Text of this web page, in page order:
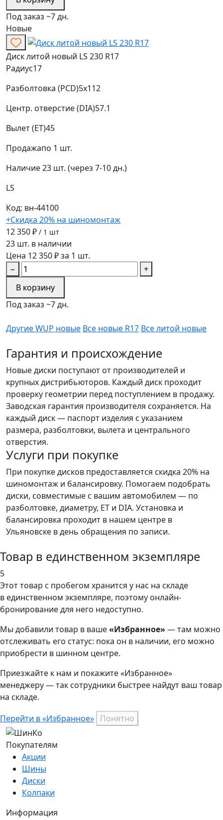
Под заказ ~7 дн.
Новые
Диск литой новый LS 230 R17
Радиус17
Разболтовка (PCD)5x112
Центр. отверстие (DIA)57.1
Вылет (ET)45
Продажапо 1 шт.
Наличие23 шт. (через 7-10 дн.)
LS
Код: вн-44100
+Скидка 20% на шиномонтаж
12 350 ₽ / 1 шт
23 шт. в наличии
Цена 12 350 ₽ за 1 шт.
−
+
В корзину
Под заказ ~7 дн.
Другие WUP новые Все новые R17 Все литой новые
Гарантия и происхождение
Новые диски поступают от производителей и
крупных дистрибьюторов. Каждый диск проходит
проверку геометрии перед поступлением в продажу.
Заводская гарантия производителя сохраняется. На
каждый диск — паспорт изделия с указанием
размера, разболтовки, вылета и центрального
отверстия.
Услуги при покупке
При покупке дисков предоставляется скидка 20% на
шиномонтаж и балансировку. Помогаем подобрать
диски, совместимые с вашим автомобилем — по
разболтовке, диаметру, ET и DIA. Установка и
балансировка проходит в нашем центре в
Ульяновске в день обращения по записи.
Товар в единственном экземпляре
5
Этот товар с пробегом хранится у нас на складе
в единственном экземпляре, поэтому онлайн-
бронирование для него недоступно.
Мы добавили товар в ваше«Избранное» — там можно
отслеживать его статус: пока он в наличии, его можно
приобрести в шинном центре.
Приезжайте к нам и покажите «Избранное»
менеджеру — так сотрудники быстрее найдут ваш товар
на складе.
Перейти в «Избранное» Понятно
Покупателям
Акции
Шины
Диски
Колпаки
Информация